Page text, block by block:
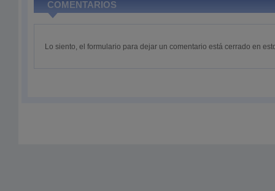
COMENTARIOS
Lo siento, el formulario para dejar un comentario está cerrado en